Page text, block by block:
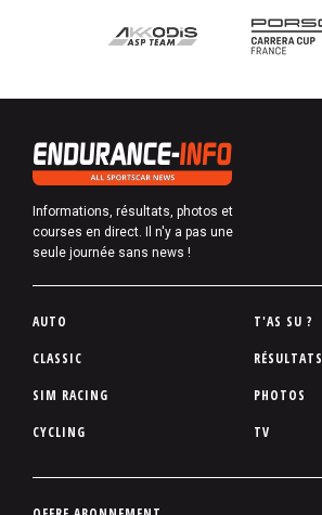
Informations, résultats, photos et
courses en direct. Il n'y a pas une
seule journée sans news !
P
d
d
p
AUTO
CLASSIC
SIM RACING
CYCLING
T'AS SU ?
RÉSULTATS
PHOTOS
TV